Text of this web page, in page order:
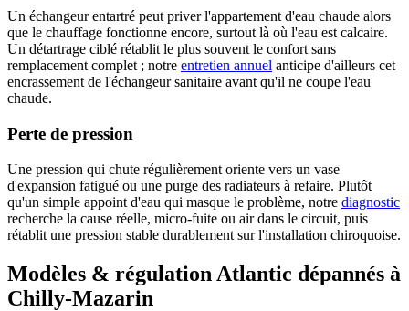
Un échangeur entartré peut priver l'appartement d'eau chaude alors
que le chauffage fonctionne encore, surtout là où l'eau est calcaire.
Un détartrage ciblé rétablit le plus souvent le confort sans
remplacement complet ; notre entretien annuel anticipe d'ailleurs cet
encrassement de l'échangeur sanitaire avant qu'il ne coupe l'eau
chaude.
Perte de pression
Une pression qui chute régulièrement oriente vers un vase
d'expansion fatigué ou une purge des radiateurs à refaire. Plutôt
qu'un simple appoint d'eau qui masque le problème, notre diagnostic
recherche la cause réelle, micro-fuite ou air dans le circuit, puis
rétablit une pression stable durablement sur l'installation chiroquoise.
Modèles & régulation Atlantic dépannés à
Chilly-Mazarin